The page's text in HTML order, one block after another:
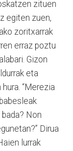
zituen
egiten zuen,
zoritxarrak
erraz poztu
Gizon
eta
“Merezia
Non
Dirua
lurrak